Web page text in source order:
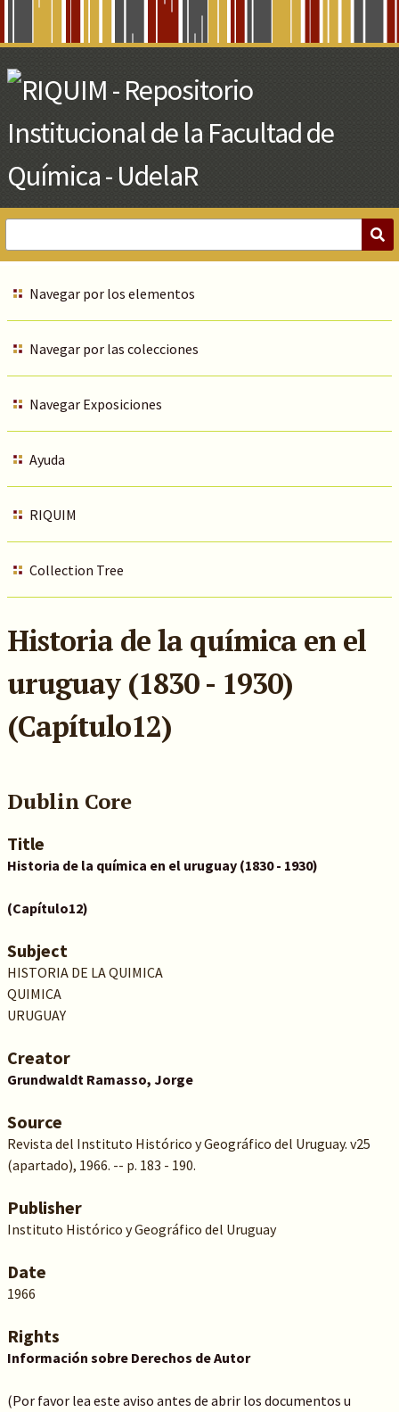
Main
Content
Navegar por los elementos
Navegar por las colecciones
Navegar Exposiciones
Ayuda
RIQUIM
Collection Tree
Historia de la química en el
uruguay (1830 - 1930)
(Capítulo12)
Dublin Core
Title
Historia de la química en el uruguay (1830 - 1930)
(Capítulo12)
Subject
HISTORIA DE LA QUIMICA
QUIMICA
URUGUAY
Creator
Grundwaldt Ramasso, Jorge
Source
Revista del Instituto Histórico y Geográfico del Uruguay. v25
(apartado), 1966. -- p. 183 - 190.
Publisher
Instituto Histórico y Geográfico del Uruguay
Date
1966
Rights
Información sobre Derechos de Autor
(Por favor lea este aviso antes de abrir los documentos u